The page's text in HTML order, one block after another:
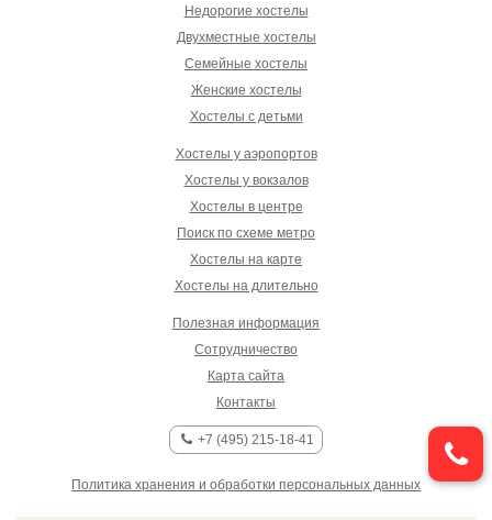
Недорогие хостелы
Двухместные хостелы
Семейные хостелы
Женские хостелы
Хостелы с детьми
Хостелы у аэропортов
Хостелы у вокзалов
Хостелы в центре
Поиск по схеме метро
Хостелы на карте
Хостелы на длительно
Полезная информация
Сотрудничество
Карта сайта
Контакты
+7 (495) 215-18-41
Политика хранения и обработки персональных данных